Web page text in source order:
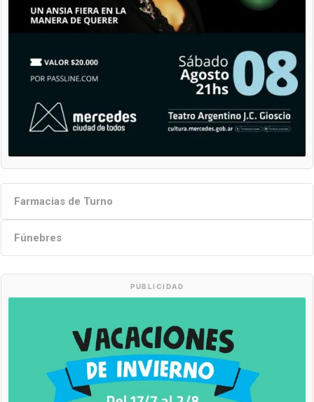
Farmacias de Turno
Fúnebres
PUBLICIDAD